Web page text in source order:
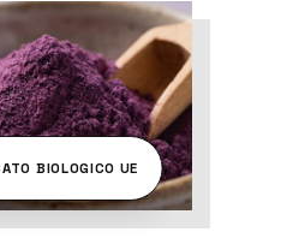
BIOLOGICO UE